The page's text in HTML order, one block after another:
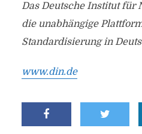
Das Deutsche Institut für
die unabhängige
Standardisierung in
www.din.de